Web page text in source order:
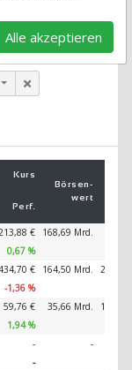
Kurs
Börsen­
wert
Perf.
€ 168,69 Mrd.
0,67 %
€ 164,50 Mrd.
-1,36 %
59,76 € 35,66 Mrd.
1,94 %
-
-
-
Alle akzeptieren